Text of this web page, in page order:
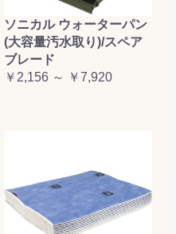
ソニカル ウォーターパン
(大容量汚水取り)/スペア
ブレード
￥2,156 ～ ￥7,920